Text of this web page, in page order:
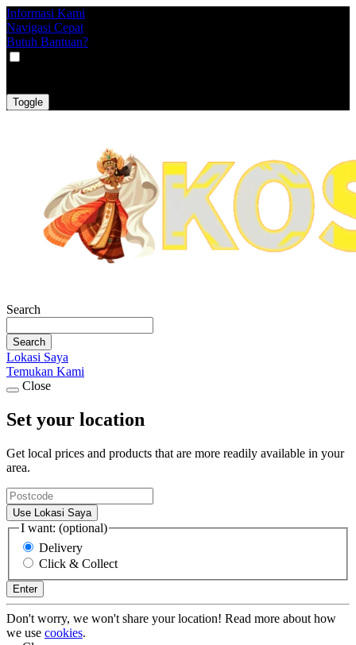
Informasi Kami
Navigasi Cepat
Butuh Bantuan?
Toggle
Search
Search
Lokasi Saya
Temukan Kami
Close
Set your location
Get local prices and products that are more readily available in your
area.
Use Lokasi Saya
I want: (optional)
Delivery
Click & Collect
Enter
Don't worry, we won't share your location! Read more about how
we use cookies.